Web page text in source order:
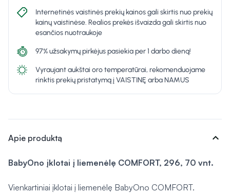
Internetinės vaistinės prekių kainos gali skirtis nuo prekių
kainų vaistinėse. Realios prekės išvaizda gali skirtis nuo
esančios nuotraukoje
97% užsakymų pirkėjus pasiekia per 1 darbo dieną!
Vyraujant aukštai oro temperatūrai, rekomenduojame
rinktis prekių pristatymą į VAISTINĘ arba NAMUS
Apie produktą expand_more
BabyOno įklotai į liemenėlę COMFORT, 296, 70 vnt.
Vienkartiniai įklotai į liemenėlę BabyOno COMFORT.